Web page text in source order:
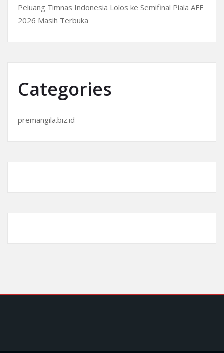
Peluang Timnas Indonesia Lolos ke Semifinal Piala AFF
2026 Masih Terbuka
Categories
premangila.biz.id